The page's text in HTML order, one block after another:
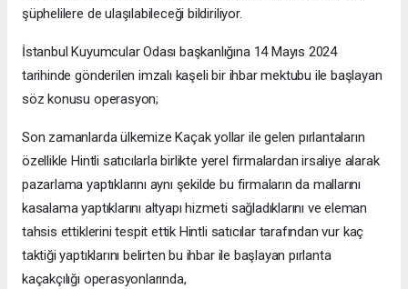
şüphelilere de ulaşılabileceği bildiriliyor.
İstanbul Kuyumcular Odası başkanlığına 14 Mayıs 2024
tarihinde gönderilen imzalı kaşeli bir ihbar mektubu ile başlayan
söz konusu operasyon;
Son zamanlarda ülkemize Kaçak yollar ile gelen pırlantaların
özellikle Hintli satıcılarla birlikte yerel firmalardan irsaliye alarak
pazarlama yaptıklarını aynı şekilde bu firmaların da mallarını
kasalama yaptıklarını altyapı hizmeti sağladıklarını ve eleman
tahsis ettiklerini tespit ettik Hintli satıcılar tarafından vur kaç
taktiği yaptıklarını belirten bu ihbar ile başlayan pırlanta
kaçakçılığı operasyonlarında,